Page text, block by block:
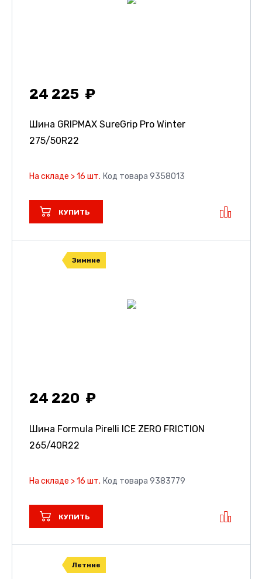
24 225
Шина GRIPMAX SureGrip Pro Winter
275/50R22
На складе > 16 шт. Код товара 9358013
КУПИТЬ
Зимние
24 220
Шина Formula Pirelli ICE ZERO FRICTION
265/40R22
На складе > 16 шт. Код товара 9383779
КУПИТЬ
Летние